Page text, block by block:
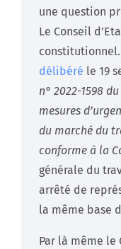
une question
Le Conseil
constitutionnel.
délibéré le 19
n° 2022-1598
mesures
du marché du
conforme à la
générale du
arrêté de
la même base
Par là même